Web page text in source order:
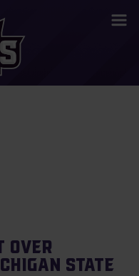
over
State